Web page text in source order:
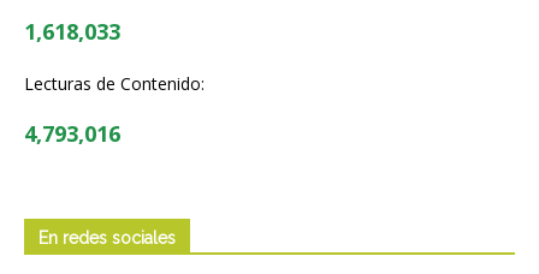
1,618,033
Lecturas de Contenido:
4,793,016
En redes sociales